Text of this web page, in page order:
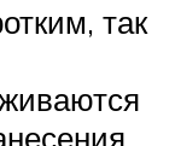
так